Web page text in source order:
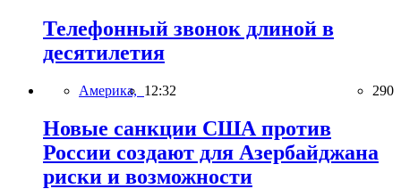
Телефонный звонок длиной в
десятилетия
Америка, 12:32 290
Новые санкции США против
России создают для Азербайджана
риски и возможности